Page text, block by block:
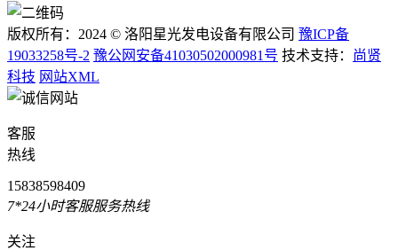
版权所有：2024 © 洛阳星光发电设备有限公司 豫ICP备
19033258号-2 豫公网安备41030502000981号 技术支持：
尚贤
科技 网站XML
客服
热线
15838598409
7*24小时客服服务热线
关注